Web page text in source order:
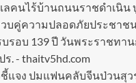
แลคนไร้บ้านถนนราชดำเนิ
บคู่ความปลอดภัยประชาชน
รอบ 139 ปี วันพระราชทา
. - thaitv5hd.com
แจง ปมแฟนคลับจีนป่วนสุ